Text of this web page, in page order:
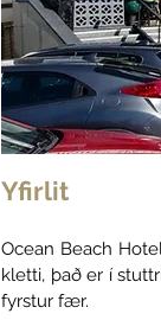
Yfirlit
Ocean Beach
kletti, það er í
fyrstur fær.